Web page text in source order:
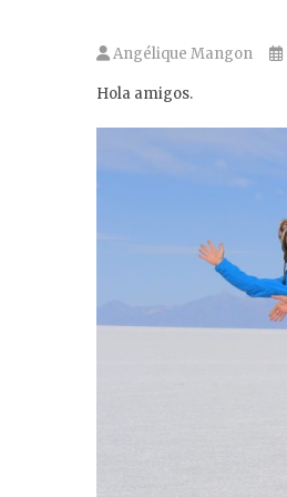
Angélique Mangon
Hola amigos.